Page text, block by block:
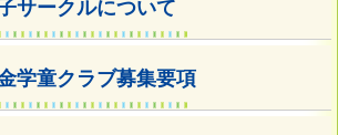
サークルについて
学童クラブ募集要項